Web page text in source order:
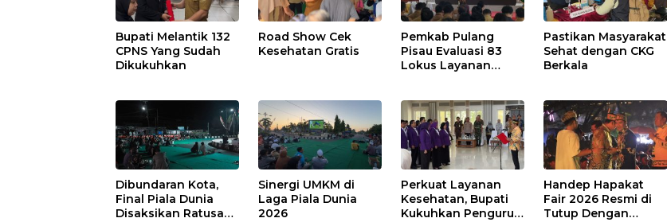
Bupati Melantik 132
CPNS Yang Sudah
Dikukuhkan
Road Show Cek
Kesehatan Gratis
Pemkab Pulang
Pisau Evaluasi 83
Lokus Layanan
Pastikan Masyarakat
Sehat dengan CKG
Berkala
Dibundaran Kota,
Final Piala Dunia
Disaksikan Ratusan
Sinergi UMKM di
Laga Piala Dunia
2026
Perkuat Layanan
Kesehatan, Bupati
Kukuhkan Pengurus
Handep Hapakat
Fair 2026 Resmi di
Tutup Dengan